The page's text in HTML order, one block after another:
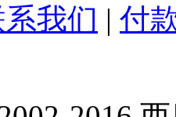
我们 | 付